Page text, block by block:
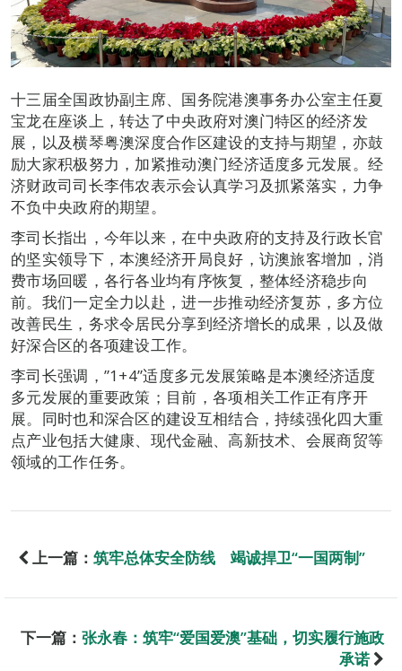
十三届全国政协副主席、国务院港澳事务办公室主任夏
宝龙在座谈上，转达了中央政府对澳门特区的经济发
展，以及横琴粤澳深度合作区建设的支持与期望，亦鼓
励大家积极努力，加紧推动澳门经济适度多元发展。经
济财政司司长李伟农表示会认真学习及抓紧落实，力争
不负中央政府的期望。
​李司长指出，今年以来，在中央政府的支持及行政长官
的坚实领导下，本澳经济开局良好，访澳旅客增加，消
费市场回暖，各行各业均有序恢复，整体经济稳步向
前。我们一定全力以赴，进一步推动经济复苏，多方位
改善民生，务求令居民分享到经济增长的成果，以及做
好深合区的各项建设工作。
李司长强调，”1+4”适度多元发展策略是本澳经济适度
多元发展的重要政策；目前，各项相关工作正有序开
展。同时也和深合区的建设互相结合，持续强化四大重
点产业包括大健康、现代金融、高新技术、会展商贸等
领域的工作任务。
上一篇： 筑牢总体安全防线 竭诚捍卫“一国两制”
下一篇： 张永春：筑牢“爱国爱澳”基础，切实履行施政
承诺